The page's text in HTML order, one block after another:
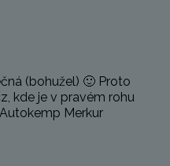
(bohužel) 🙂 Proto
kde je v pravém rohu
Merkur